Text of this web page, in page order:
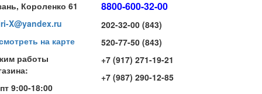
Короленко 61
X@yandex.ru
на карте
работы
9:00-18:00
8800-600-32-00
202-32-00 (843)
520-77-50 (843)
+7 (917) 271-19-21
+7 (987) 290-12-85